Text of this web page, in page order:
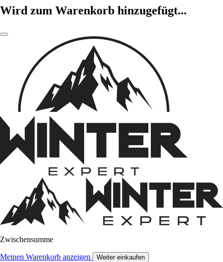
Wird zum Warenkorb hinzugefügt...
Zwischensumme
Meinen Warenkorb anzeigen Weiter einkaufen